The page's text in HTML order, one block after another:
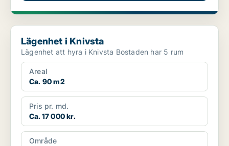
Lägenhet i Knivsta
Lägenhet i Knivsta
Lägenhet att hyra i Knivsta Bostaden har 5 rum
Areal
Ca. 90 m2
Pris pr. md.
Ca. 17 000 kr.
Område